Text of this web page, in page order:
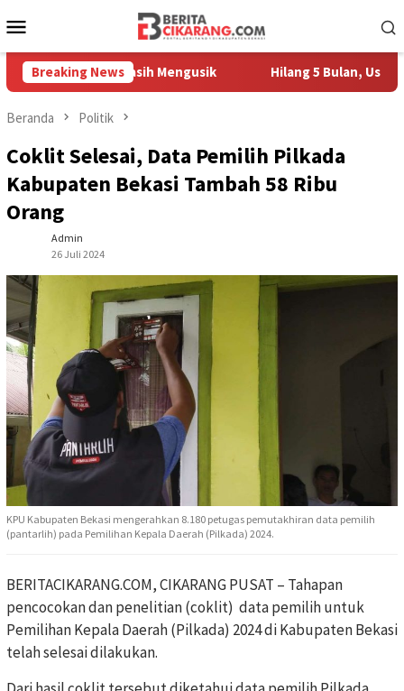
ke
Mobile
Breaking News
Masih Mengusik Hilang 5 Bulan, Ustadz Ujang
Beranda Politik
Coklit Selesai, Data Pemilih Pilkada
Kabupaten Bekasi Tambah 58 Ribu
Orang
Admin
26 Juli 2024
KPU Kabupaten Bekasi mengerahkan 8.180 petugas pemutakhiran data pemilih
(pantarlih) pada Pemilihan Kepala Daerah (Pilkada) 2024.
BERITACIKARANG.COM, CIKARANG PUSAT – Tahapan
pencocokan dan penelitian (coklit) data pemilih untuk
Pemilihan Kepala Daerah (Pilkada) 2024 di Kabupaten Bekasi
telah selesai dilakukan.